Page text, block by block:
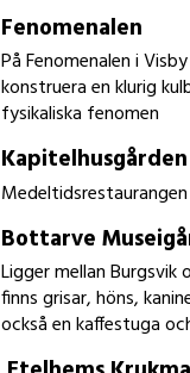
Fenomenalen
På Fenomenalen i
konstruera en klurig
fysikaliska fenomen
Kapitelhusgården
Bottarve
Ligger mellan
finns grisar, höns,
också en kaffestuga